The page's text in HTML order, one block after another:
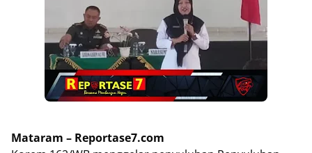
Mataram – Reportase7.com